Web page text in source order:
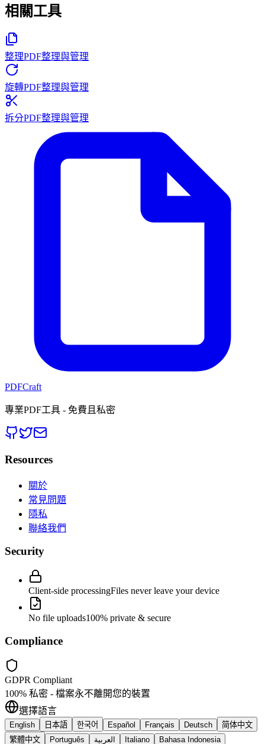
相關工具
整理PDF整理與管理
旋轉PDF整理與管理
拆分PDF整理與管理
PDFCraft
專業PDF工具 - 免費且私密
Resources
關於
常見問題
隱私
聯絡我們
Security
Client-side processingFiles never leave your device
No file uploads100% private & secure
Compliance
GDPR Compliant
100% 私密 - 檔案永不離開您的裝置
選擇語言
English 日本語 한국어 Español Français Deutsch
简体中文
繁體中文
Português العربية Italiano Bahasa Indonesia